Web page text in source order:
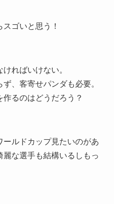
ゴいと思う！
ればいけない。
、客寄せパンダも必要。
るのはどうだろう？
ルドカップ見たいのがあ
な選手も結構いるしもっ